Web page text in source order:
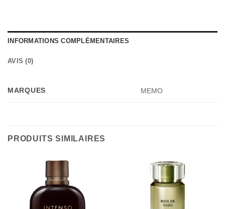
INFORMATIONS COMPLÉMENTAIRES
AVIS (0)
MARQUES MEMO
PRODUITS SIMILAIRES